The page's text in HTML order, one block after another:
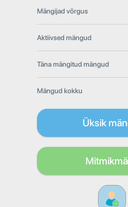
Mängijad võrgus
Aktiivsed mängud
Täna mängitud mängud
Mängud kokku
Üksik